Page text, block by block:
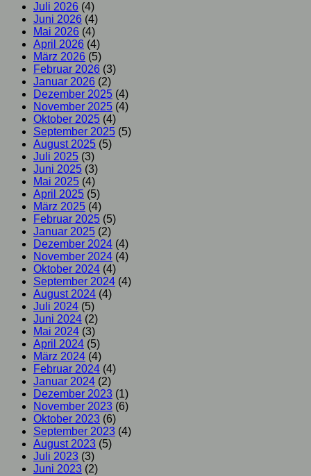
Juli 2026 (4)
Juni 2026 (4)
Mai 2026 (4)
April 2026 (4)
März 2026 (5)
Februar 2026 (3)
Januar 2026 (2)
Dezember 2025 (4)
November 2025 (4)
Oktober 2025 (4)
September 2025 (5)
August 2025 (5)
Juli 2025 (3)
Juni 2025 (3)
Mai 2025 (4)
April 2025 (5)
März 2025 (4)
Februar 2025 (5)
Januar 2025 (2)
Dezember 2024 (4)
November 2024 (4)
Oktober 2024 (4)
September 2024 (4)
August 2024 (4)
Juli 2024 (5)
Juni 2024 (2)
Mai 2024 (3)
April 2024 (5)
März 2024 (4)
Februar 2024 (4)
Januar 2024 (2)
Dezember 2023 (1)
November 2023 (6)
Oktober 2023 (6)
September 2023 (4)
August 2023 (5)
Juli 2023 (3)
Juni 2023 (2)